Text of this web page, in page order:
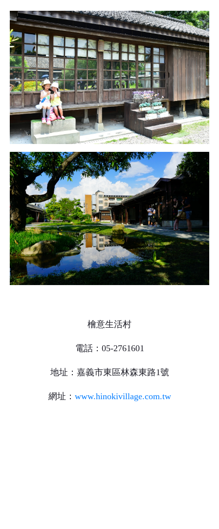
檜意生活村
電話：05-2761601
地址：嘉義市東區林森東路1號
網址： www.hinokivillage.com.tw